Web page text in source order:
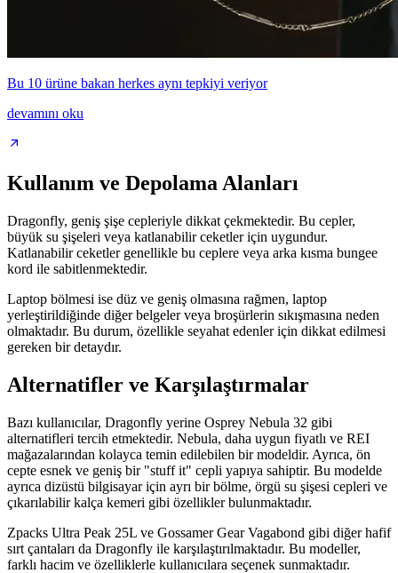
Bu 10 ürüne bakan herkes aynı tepkiyi veriyor
devamını oku
Kullanım ve Depolama Alanları
Dragonfly, geniş şişe cepleriyle dikkat çekmektedir. Bu cepler,
büyük su şişeleri veya katlanabilir ceketler için uygundur.
Katlanabilir ceketler genellikle bu ceplere veya arka kısma bungee
kord ile sabitlenmektedir.
Laptop bölmesi ise düz ve geniş olmasına rağmen, laptop
yerleştirildiğinde diğer belgeler veya broşürlerin sıkışmasına neden
olmaktadır. Bu durum, özellikle seyahat edenler için dikkat edilmesi
gereken bir detaydır.
Alternatifler ve Karşılaştırmalar
Bazı kullanıcılar, Dragonfly yerine Osprey Nebula 32 gibi
alternatifleri tercih etmektedir. Nebula, daha uygun fiyatlı ve REI
mağazalarından kolayca temin edilebilen bir modeldir. Ayrıca, ön
cepte esnek ve geniş bir "stuff it" cepli yapıya sahiptir. Bu modelde
ayrıca dizüstü bilgisayar için ayrı bir bölme, örgü su şişesi cepleri ve
çıkarılabilir kalça kemeri gibi özellikler bulunmaktadır.
Zpacks Ultra Peak 25L ve Gossamer Gear Vagabond gibi diğer hafif
sırt çantaları da Dragonfly ile karşılaştırılmaktadır. Bu modeller,
farklı hacim ve özelliklerle kullanıcılara seçenek sunmaktadır.